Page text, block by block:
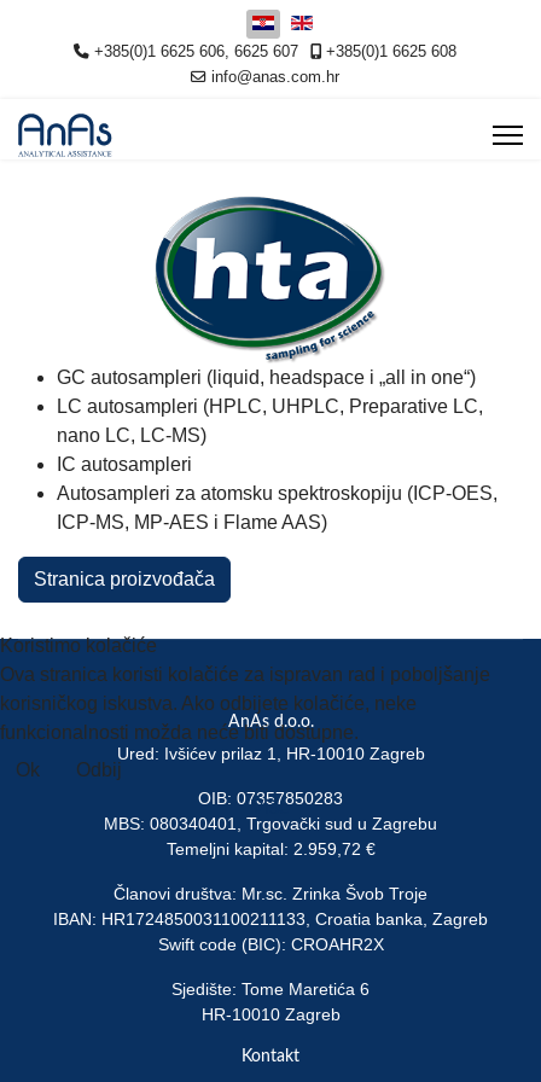
Odaberite svoj jezik
+385(0)1 6625 606, 6625 607
+385(0)1 6625 608
info@anas.com.hr
GC autosampleri (liquid, headspace i „all in one“)
LC autosampleri (HPLC, UHPLC, Preparative LC,
nano LC, LC-MS)
IC autosampleri
Autosampleri za atomsku spektroskopiju (ICP-OES,
ICP-MS, MP-AES i Flame AAS)
Stranica proizvođača
AnAs d.o.o.
Ured: Ivšićev prilaz 1, HR-10010 Zagreb
OIB: 07357850283
MBS: 080340401, Trgovački sud u Zagrebu
Temeljni kapital: 2.959,72 €
Članovi društva: Mr.sc. Zrinka Švob Troje
IBAN: HR1724850031100211133, Croatia banka, Zagreb
Swift code (BIC): CROAHR2X
Sjedište: Tome Maretića 6
HR-10010 Zagreb
Kontakt
Koristimo kolačiće
Ova stranica koristi kolačiće za ispravan rad i poboljšanje
korisničkog iskustva. Ako odbijete kolačiće, neke
funkcionalnosti možda neće biti dostupne.
Ok
Odbij
Više